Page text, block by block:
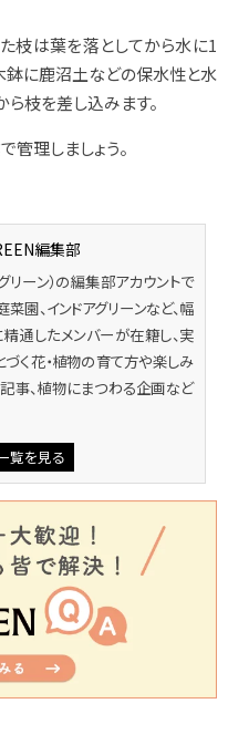
枝は葉を落としてから水に1
鉢に鹿沼土などの保水性と水
枝を差し込みます。
理しましょう。
編集部
リーン）の編集部アカウントで
菜園、インドアグリーンなど、幅
通したメンバーが在籍し、実
く花・植物の育て方や楽しみ
事、植物にまつわる企画など
覧を見る